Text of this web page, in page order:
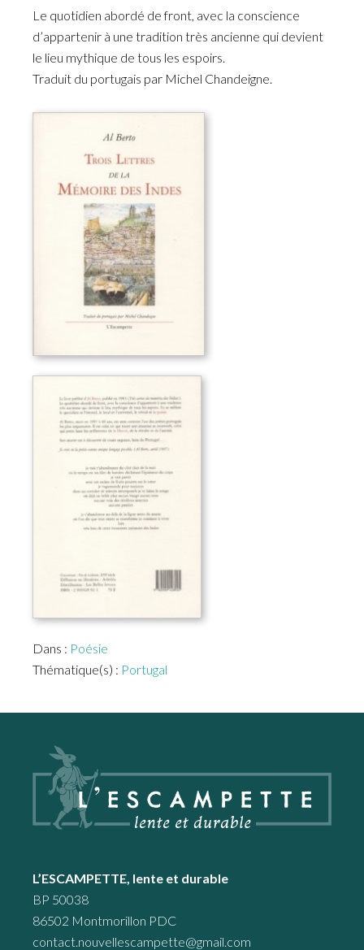
Le quotidien abordé de front, avec la conscience
d’appartenir à une tradition très ancienne qui devient
le lieu mythique de tous les espoirs.
Traduit du portugais par Michel Chandeigne.
Dans : Poésie
Thématique(s) : Portugal
L’ESCAMPETTE, lente et durable
BP 50038
86502 Montmorillon PDC
contact.nouvellescampette@gmail.com